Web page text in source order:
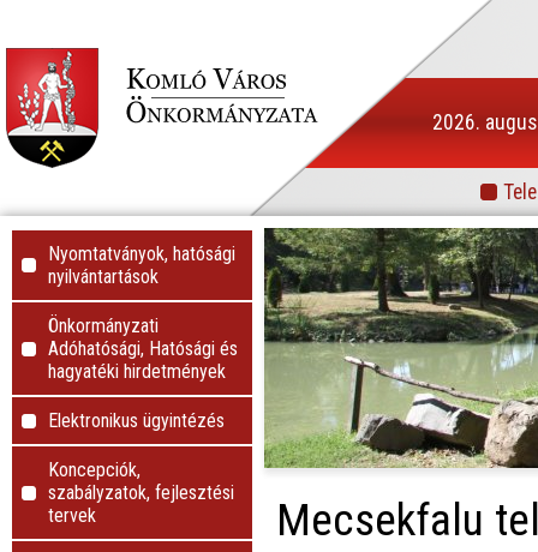
2026.
Nyomtatványok, hatósági
nyilvántartások
Önkormányzati
Adóhatósági, Hatósági és
hagyatéki hirdetmények
Elektronikus ügyintézés
Koncepciók,
szabályzatok, fejlesztési
tervek
Mecsekfalu